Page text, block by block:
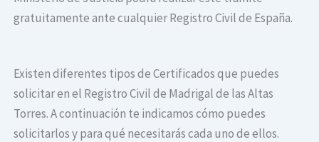
gratuitamente ante cualquier Registro Civil de España.
Existen diferentes tipos de Certificados que puedes
solicitar en el Registro Civil de Madrigal de las Altas
Torres. A continuación te indicamos cómo puedes
solicitarlos y para qué necesitarás cada uno de ellos.